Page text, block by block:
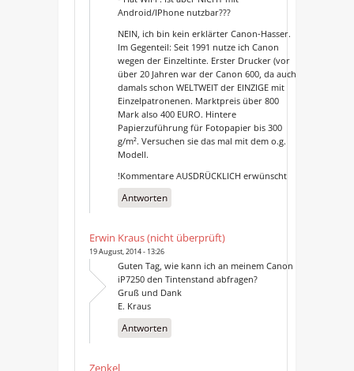
Android/IPhone nutzbar???
NEIN, ich bin kein erklärter Canon-Hasser.
Im Gegenteil: Seit 1991 nutze ich Canon
wegen der Einzeltinte. Erster Drucker (vor
über 20 Jahren war der Canon 600, da auch
damals schon WELTWEIT der EINZIGE mit
Einzelpatronenen. Marktpreis über 800
Mark also 400 EURO. Hintere
Papierzuführung für Fotopapier bis 300
g/m². Versuchen sie das mal mit dem o.g.
Modell.
!Kommentare AUSDRÜCKLICH erwünscht
Antworten
Erwin Kraus (nicht überprüft)
19 August, 2014 - 13:26
Guten Tag, wie kann ich an meinem Canon
iP7250 den Tintenstand abfragen?
Gruß und Dank
E. Kraus
Antworten
Zenkel